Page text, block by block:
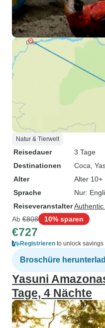
Natur & Tierwelt
Reisedauer
3 Tage
Destinationen
Coca ,
Alter
Alter 10+
Sprache
Nur:
Reiseveranstalter
Ab €808 10% sparen
€727
Registrieren to unlock savings
Broschüre
Yasuni
Tage, 4 Nächte